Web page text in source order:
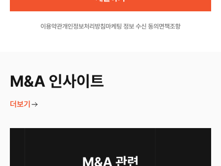
이용약관개인정보처리방침마케팅 정보 수신 동의면책조항
M&A 인사이트
더보기